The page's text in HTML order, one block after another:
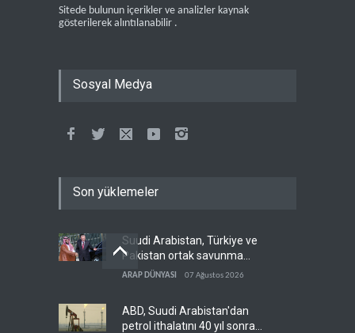
Sitede bulunun içerikler ve analizler kaynak
gösterilerek alıntılanabilir .
Sosyal Medya
Son yüklemeler
Suudi Arabistan, Türkiye ve
Pakistan ortak savunma
anlaşması imzaladı
ARAP DÜNYASI 07 Ağustos 2026
ABD, Suudi Arabistan'dan
petrol ithalatını 40 yıl sonra